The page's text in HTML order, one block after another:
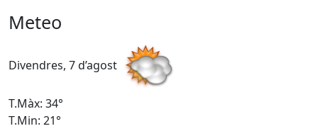
Meteo
Divendres, 7 d’agost
T.Màx: 34°
T.Min: 21°